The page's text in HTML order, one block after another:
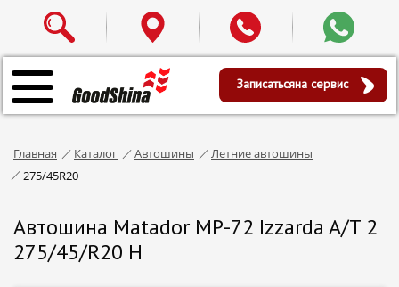
Записатьсяна сервис
Главная Каталог Автошины
Летние автошины
275/45R20
Автошина Matador MP-72 Izzarda A/T 2
275/45/R20 H